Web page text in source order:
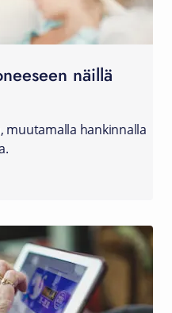
näillä
muutamalla hankinnalla